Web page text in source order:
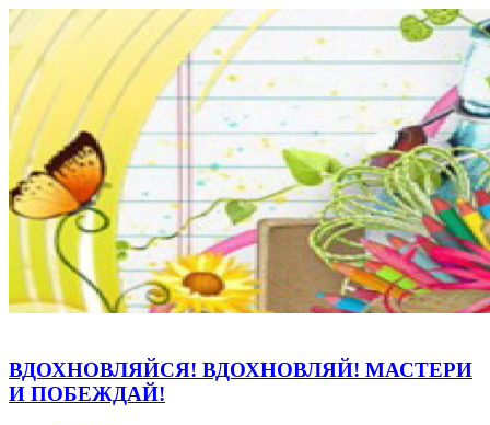
ВДОХНОВЛЯЙСЯ! ВДОХНОВЛЯЙ! МАСТЕРИ
И ПОБЕЖДАЙ!